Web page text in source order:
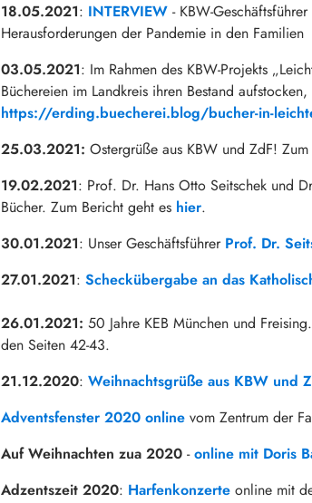
18.05.2021: INTERVIEW - KBW-
Herausforderungen der Pandemie in den Familien
03.05.2021: Im Rahmen des KBW-Projekts
Büchereien im Landkreis ihren Bestand
https://erding.buecherei.blog/bucher-in-
25.03.2021: Ostergrüße aus KBW und ZdF!
19.02.2021: Prof. Dr. Hans Otto Seitschek und
Bücher. Zum Bericht geht es hier.
30.01.2021: Unser Geschäftsführer Prof. Dr.
27.01.2021: Scheckübergabe an das
26.01.2021: 50 Jahre KEB München und
den Seiten 42-43.
21.12.2020: Weihnachtsgrüße aus KBW und
Adventsfenster 2020 onlinevom Zentrum der
Auf Weihnachten zua 2020-online mit Doris
Adzentszeit 2020: Harfenkonzerteonline mit